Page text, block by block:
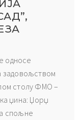
односе
задовољством
столу ФМО –
џина: Џорџ
спољне